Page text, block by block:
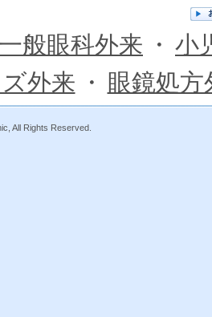
一般眼科外来 ・ 小
外来 ・ 眼鏡処方
All Rights Reserved.